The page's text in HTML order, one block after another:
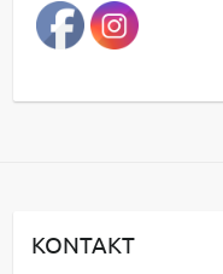
a
g
a
v
KONTAKT